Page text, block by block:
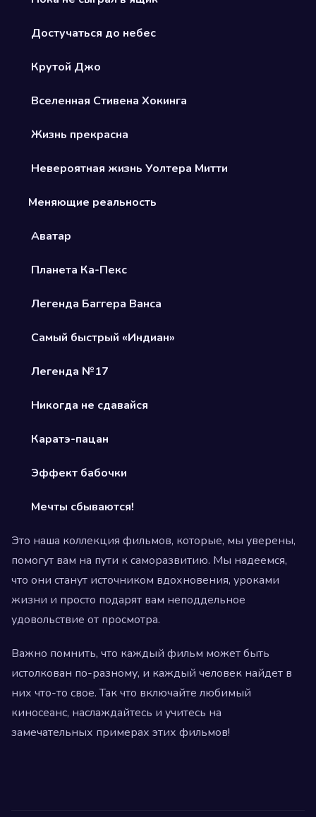
Достучаться до небес
Крутой Джо
Вселенная Стивена Хокинга
Жизнь прекрасна
Невероятная жизнь Уолтера Митти
Меняющие реальность
Аватар
Планета Ка-Пекс
Легенда Баггера Ванса
Самый быстрый «Индиан»
Легенда №17
Никогда не сдавайся
Каратэ-пацан
Эффект бабочки
Мечты сбываются!
Это наша коллекция фильмов, которые, мы уверены,
помогут вам на пути к саморазвитию. Мы надеемся,
что они станут источником вдохновения, уроками
жизни и просто подарят вам неподдельное
удовольствие от просмотра.
Важно помнить, что каждый фильм может быть
истолкован по-разному, и каждый человек найдет в
них что-то свое. Так что включайте любимый
киносеанс, наслаждайтесь и учитесь на
замечательных примерах этих фильмов!